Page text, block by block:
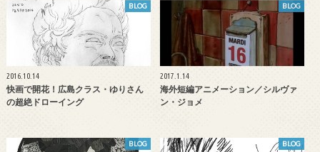
BLOG
2016.10.14
快画で開花！広島クラス・ゆりさん
の超絶ドローイング
BLOG
2017.1.14
海外短編アニメーション／シルヴァ
ン・ジョメ
BLOG BLOG